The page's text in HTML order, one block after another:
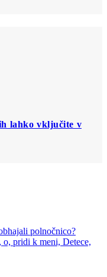
lahko vključite v
polnočnico?
o, pridi k meni, Detece,